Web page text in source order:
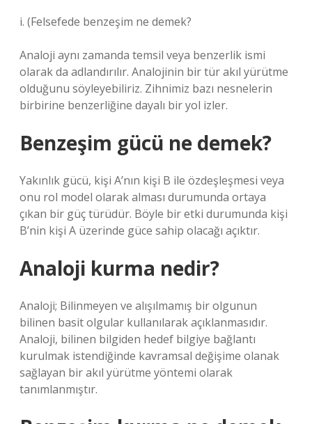
i. (Felsefede benzeşim ne demek?
Analoji aynı zamanda temsil veya benzerlik ismi
olarak da adlandırılır. Analojinin bir tür akıl yürütme
olduğunu söyleyebiliriz. Zihnimiz bazı nesnelerin
birbirine benzerliğine dayalı bir yol izler.
Benzeşim gücü ne demek?
Yakınlık gücü, kişi A’nın kişi B ile özdeşleşmesi veya
onu rol model olarak alması durumunda ortaya
çıkan bir güç türüdür. Böyle bir etki durumunda kişi
B’nin kişi A üzerinde güce sahip olacağı açıktır.
Analoji kurma nedir?
Analoji; Bilinmeyen ve alışılmamış bir olgunun
bilinen basit olgular kullanılarak açıklanmasıdır.
Analoji, bilinen bilgiden hedef bilgiye bağlantı
kurulmak istendiğinde kavramsal değişime olanak
sağlayan bir akıl yürütme yöntemi olarak
tanımlanmıştır.